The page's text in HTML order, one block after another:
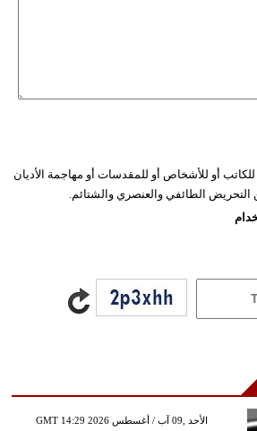
أو للأشخاص أو للمقدسات أو مهاجمة الأديان
التحريض الطائفي والعنصري والشتائم.
GMT 14:29 2026 الأحد ,09 آب / أغسطس